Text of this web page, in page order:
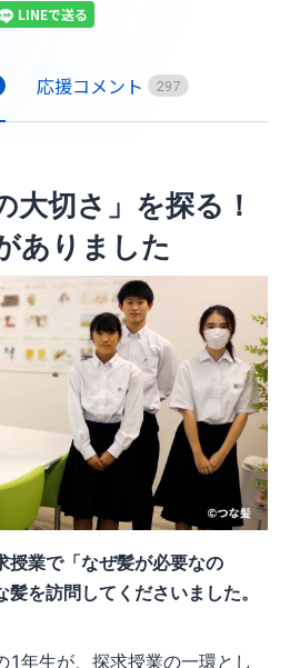
LINEで送る
応援コメント 297
大切さ」を探る！
ありました
授業で「なぜ髪が必要なの
を訪問してくださいました。
1年生が、探求授業の一環とし